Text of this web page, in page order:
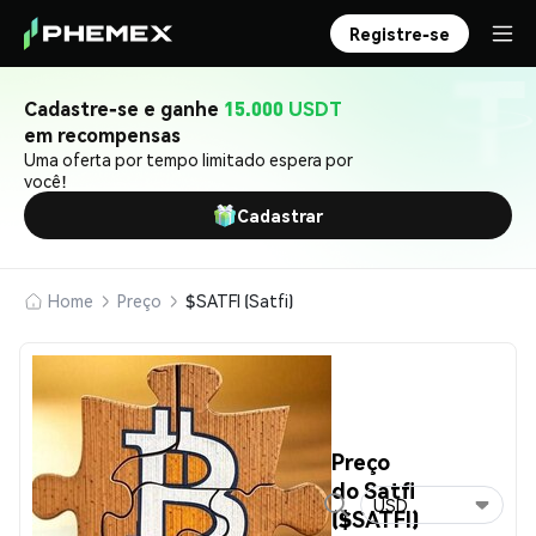
Registre-se
Cadastre-se e ganhe 15.000 USDT
em recompensas
Uma oferta por tempo limitado espera por
você!
Cadastrar
Home Preço $SATFI (Satfi)
Preço
do Satfi
($SATFI)
USD